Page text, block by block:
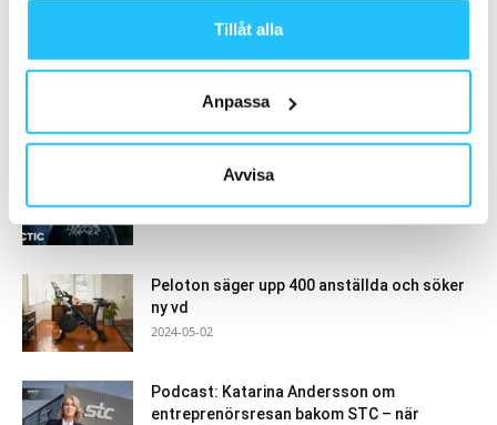
Tillåt alla
Anpassa
Avvisa
Zoezi: Tre steg för att möjliggöra din
ledighet i sommar. På...
Q4 blev ett förlustkvartal för Actic
2022-02-15
Peloton säger upp 400 anställda och söker
ny vd
2024-05-02
Podcast: Katarina Andersson om
entreprenörsresan bakom STC – när